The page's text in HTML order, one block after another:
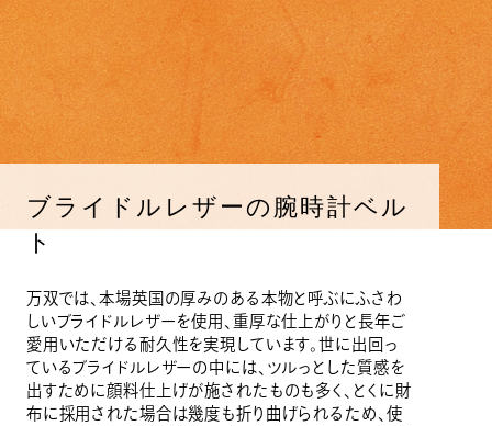
ブライドルレザーの腕時計ベル
ト
万双では、本場英国の厚みのある本物と呼ぶにふさわ
しいブライドルレザーを使用、重厚な仕上がりと長年ご
愛用いただける耐久性を実現しています。世に出回っ
ているブライドルレザーの中には、ツルっとした質感を
出すために顔料仕上げが施されたものも多く、とくに財
布に採用された場合は幾度も折り曲げられるため、使